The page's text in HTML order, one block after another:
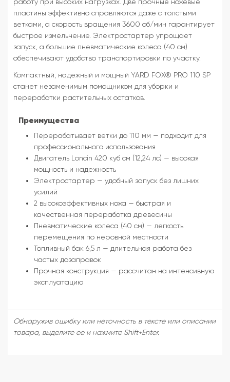
пластины эффективно справляются даже с толстыми
ветками, а скорость вращения 3600 об/мин гарантирует
быстрое измельчение. Электростартер упрощает
запуск, а большие пневматические колеса (40 см)
обеспечивают удобство транспортировки по участку.
Компактный, надежный и мощный YARD FOX® PRO 110 SP
станет незаменимым помощником для уборки и
переработки растительных остатков.
Преимущества
Перерабатывает ветки до 110 мм — подходит для
профессионального использования
Двигатель Loncin 420 куб см (12,24 лс) — высокая
мощность и надежность
Электростартер — удобный запуск без лишних
усилий
2 высокоэффективных ножа — быстрая и
качественная переработка древесины
Пневматические колеса (40 см) — легкость
перемещения по неровной местности
Топливный бак 6,5 л — длительная работа без
частых дозаправок
Прочная конструкция — рассчитан на интенсивную
эксплуатацию
Обнаружив ошибку или неточность в тексте или описании
товара, выделите ее и нажмите Shift+Enter.